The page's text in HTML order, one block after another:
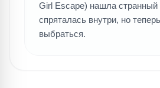
Girl Escape) нашла странный
спряталась внутри, но
выбраться.